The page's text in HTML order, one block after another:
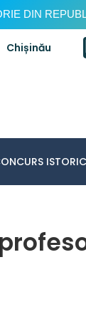
DIN
Chișinău
ISTORIC